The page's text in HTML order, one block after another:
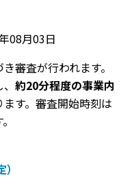
08月03日
審査が行われます。
約20分程度の事業内
す。審査開始時刻は